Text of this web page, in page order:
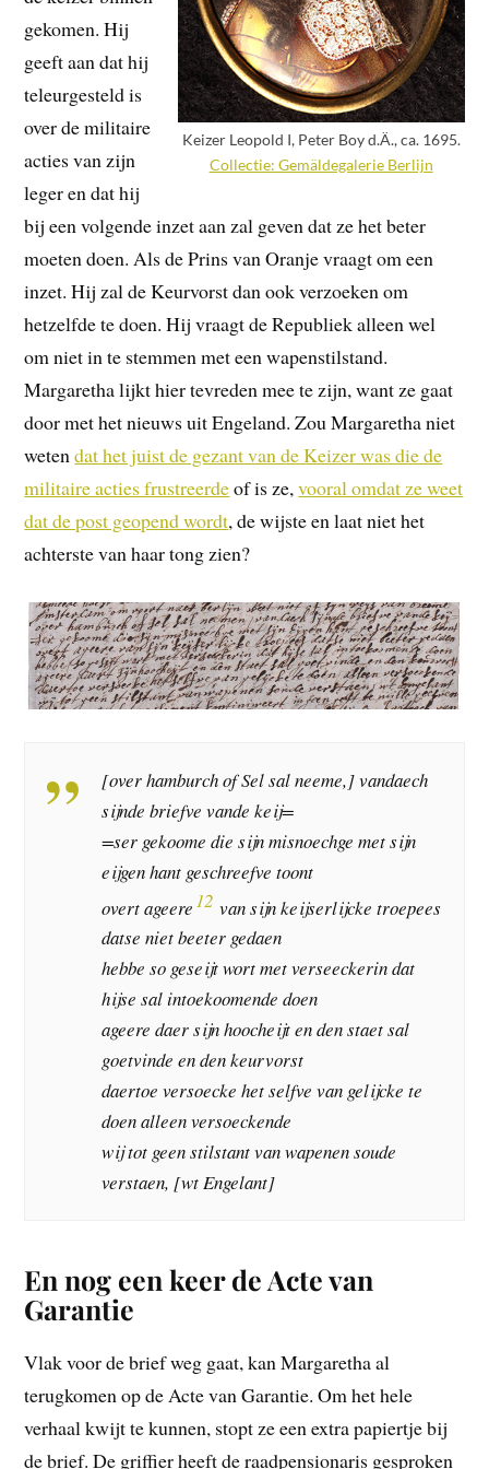
Keizer Leopold I, Peter Boy d.Ä., ca. 1695.
Collectie: Gemäldegalerie Berlijn
gekomen. Hij
geeft aan dat hij
teleurgesteld is
over de militaire
acties van zijn
leger en dat hij
bij een volgende inzet aan zal geven dat ze het beter
moeten doen. Als de Prins van Oranje vraagt om een
inzet. Hij zal de Keurvorst dan ook verzoeken om
hetzelfde te doen. Hij vraagt de Republiek alleen wel
om niet in te stemmen met een wapenstilstand.
Margaretha lijkt hier tevreden mee te zijn, want ze gaat
door met het nieuws uit Engeland. Zou Margaretha niet
wetendat het juist de gezant van de Keizer was die de
militaire acties frustreerdeof is ze,vooral omdat ze weet
dat de post geopend wordt, de wijste en laat niet het
achterste van haar tong zien?
[over hamburch of Sel sal neeme,] vandaech
sijnde briefve vande keij=
=ser gekoome die sijn misnoechge met sijn
eijgen hant geschreefve toont
overt ageere 12 van sijn keijserlijcke troepees
datse niet beeter gedaen
hebbe so geseijt wort met verseeckerin dat
hijse sal intoekoomende doen
ageere daer sijn hoocheijt en den staet sal
goetvinde en den keurvorst
daertoe versoecke het selfve van gelijcke te
doen alleen versoeckende
wij tot geen stilstant van wapenen soude
verstaen, [wt Engelant]
En nog een keer de Acte van
Garantie
Vlak voor de brief weg gaat, kan Margaretha al
terugkomen op de Acte van Garantie. Om het hele
verhaal kwijt te kunnen, stopt ze een extra papiertje bij
de brief. De griffier heeft de raadpensionaris gesproken